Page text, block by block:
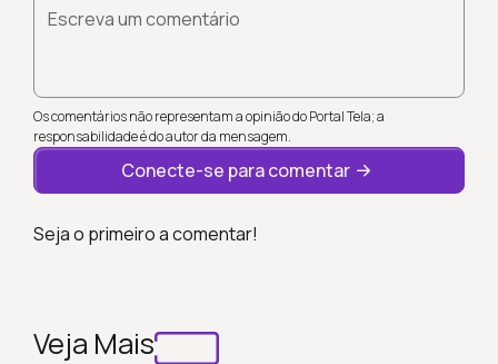
Escreva um comentário
Os comentários não representam a opinião do Portal Tela; a
responsabilidade é do autor da mensagem.
Conecte-se para comentar
Seja o primeiro a comentar!
Veja Mais